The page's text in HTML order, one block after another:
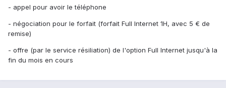
- appel pour avoir le téléphone
- négociation pour le forfait (forfait Full Internet 1H, avec 5 € de
remise)
- offre (par le service résiliation) de l'option Full Internet jusqu'à la
fin du mois en cours